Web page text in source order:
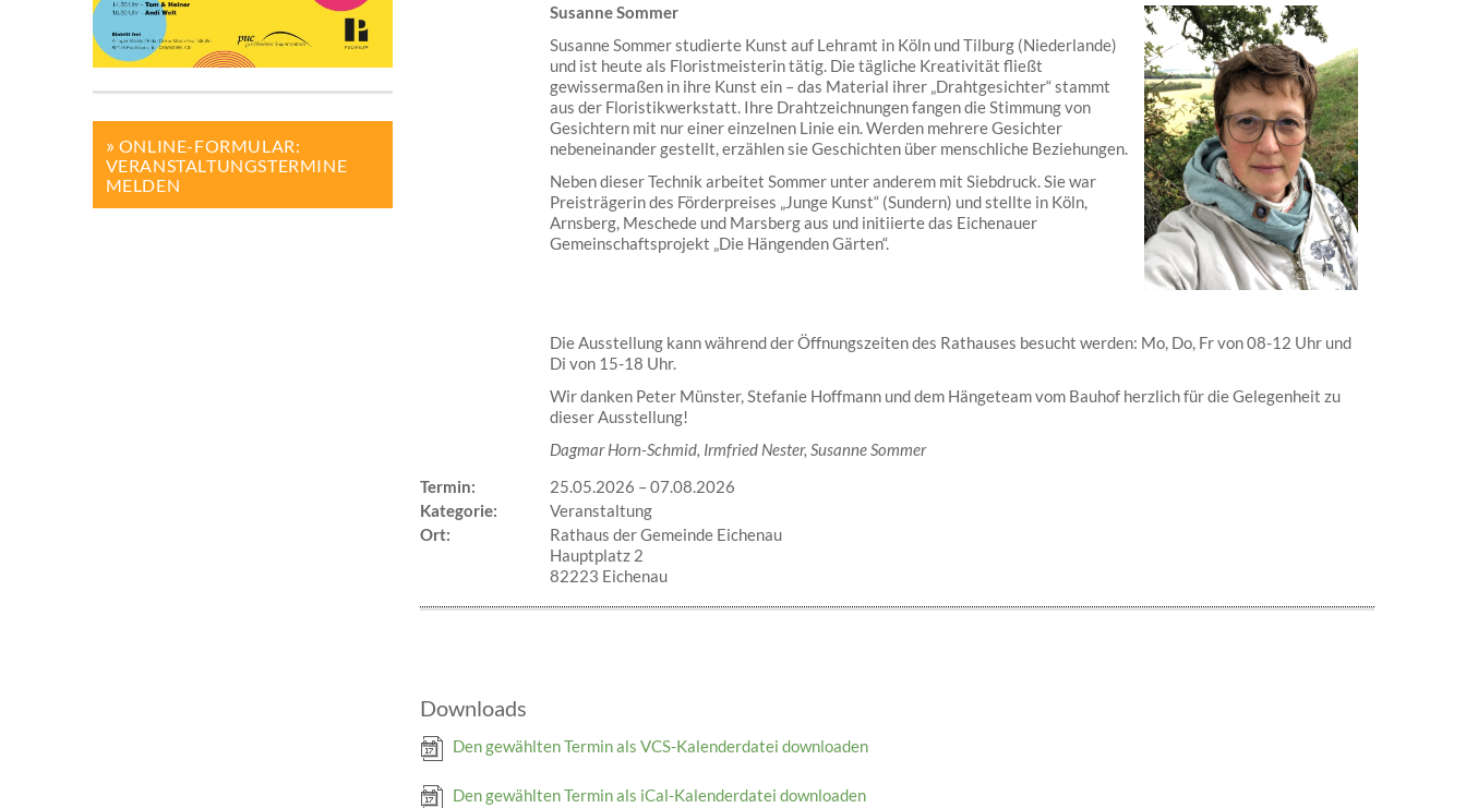
ONLINE-FORMULAR:
VERANSTALTUNGSTERMINE
MELDEN
Susanne Sommer
Susanne Sommer studierte Kunst auf Lehramt in Köln und Tilburg (Niederlande)
und ist heute als Floristmeisterin tätig. Die tägliche Kreativität fließt
gewissermaßen in ihre Kunst ein – das Material ihrer „Drahtgesichter“ stammt
aus der Floristikwerkstatt. Ihre Drahtzeichnungen fangen die Stimmung von
Gesichtern mit nur einer einzelnen Linie ein. Werden mehrere Gesichter
nebeneinander gestellt, erzählen sie Geschichten über menschliche Beziehungen.
Neben dieser Technik arbeitet Sommer unter anderem mit Siebdruck. Sie war
Preisträgerin des Förderpreises „Junge Kunst“ (Sundern) und stellte in Köln,
Arnsberg, Meschede und Marsberg aus und initiierte das Eichenauer
Gemeinschaftsprojekt „Die Hängenden Gärten“.
Die Ausstellung kann während der Öffnungszeiten des Rathauses besucht werden: Mo, Do, Fr von 08-12 Uhr und
Di von 15-18 Uhr.
Wir danken Peter Münster, Stefanie Hoffmann und dem Hängeteam vom Bauhof herzlich für die Gelegenheit zu
dieser Ausstellung!
Dagmar Horn-Schmid, Irmfried Nester, Susanne Sommer
Termin:
25.05.2026 –07.08.2026
Kategorie:
Veranstaltung
Ort:
Rathaus der Gemeinde Eichenau
Hauptplatz 2
82223 Eichenau
Downloads
Den gewählten Termin als VCS-Kalenderdatei downloaden
Den gewählten Termin als iCal-Kalenderdatei downloaden